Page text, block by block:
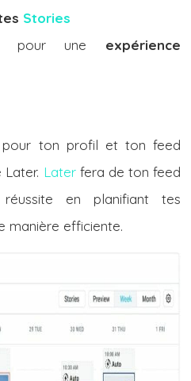
Stories
pour une expérience
pour ton profil et ton feed
Laterfera de ton feed
en planifiant tes
manière efficiente.